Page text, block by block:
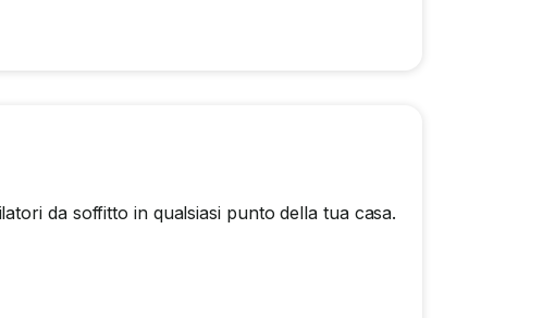
da soffitto in qualsiasi punto della tua casa.